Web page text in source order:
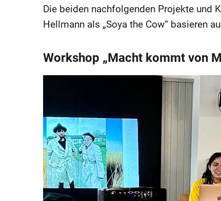
Die beiden nachfolgenden Projekte und
Hellmann als „Soya the Cow“ basieren
Workshop „Macht kommt von